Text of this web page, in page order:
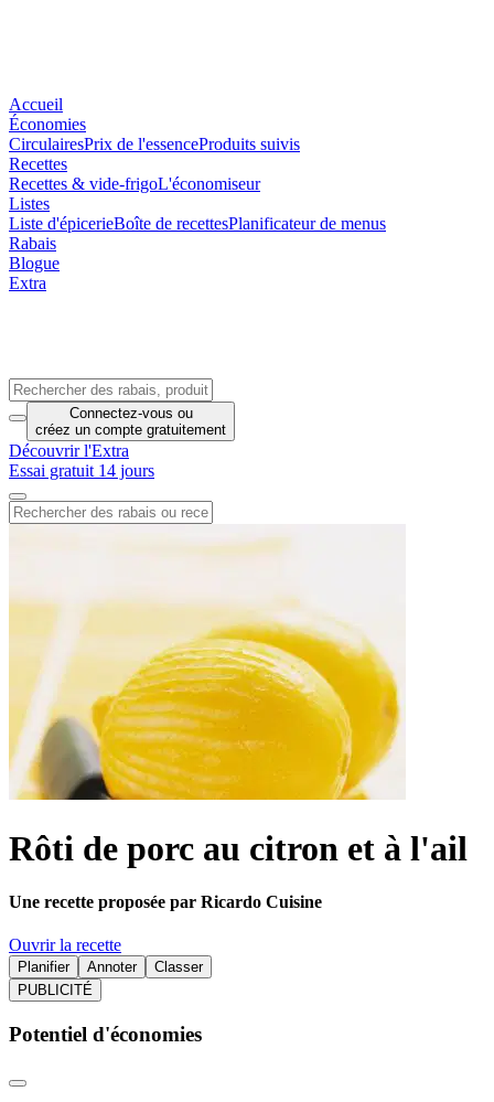
Accueil
Économies
CirculairesPrix de l'essenceProduits suivis
Recettes
Recettes & vide-frigoL'économiseur
Listes
Liste d'épicerieBoîte de recettesPlanificateur de menus
Rabais
Blogue
Extra
Connectez-vous ou
créez un compte gratuitement
Découvrir l'Extra
Essai gratuit 14 jours
Rôti de porc au citron et à l'ail
Une recette proposée par Ricardo Cuisine
Ouvrir la recette
Planifier Annoter
Classer
PUBLICITÉ
Potentiel d'économies